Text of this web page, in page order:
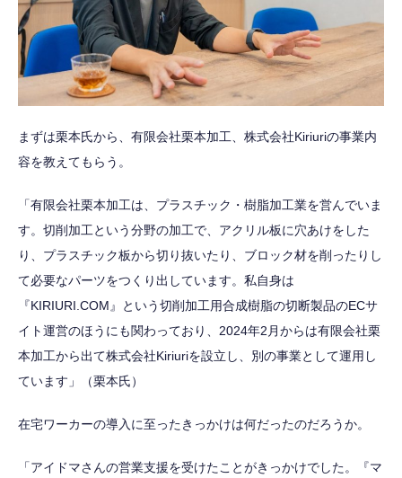
まずは栗本氏から、有限会社栗本加工、株式会社Kiriuriの事業内
容を教えてもらう。
「有限会社栗本加工は、プラスチック・樹脂加工業を営んでいま
す。切削加工という分野の加工で、アクリル板に穴あけをした
り、プラスチック板から切り抜いたり、ブロック材を削ったりし
て必要なパーツをつくり出しています。私自身は
『KIRIURI.COM』という切削加工用合成樹脂の切断製品のECサ
イト運営のほうにも関わっており、2024年2月からは有限会社栗
本加工から出て株式会社Kiriuriを設立し、別の事業として運用し
ています」（栗本氏）
在宅ワーカーの導入に至ったきっかけは何だったのだろうか。
「アイドマさんの営業支援を受けたことがきっかけでした。『マ